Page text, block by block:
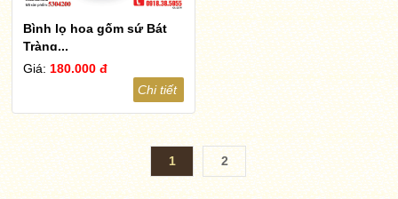
Bình lọ hoa gốm sứ Bát
Tràng...
Giá: 180.000 đ
Chi tiết
1 2